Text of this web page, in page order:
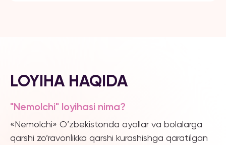
LOYIHA HAQIDA
"Nemolchi" loyihasi nima?
«Nemolchi» O’zbekistonda ayollar va bolalarga
qarshi zo’ravonlikka qarshi kurashishga qaratilgan